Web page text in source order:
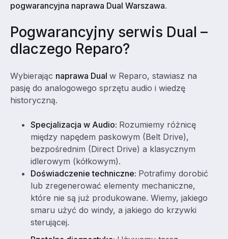
pogwarancyjna naprawa Dual Warszawa.
Pogwarancyjny serwis Dual –
dlaczego Reparo?
Wybierając naprawa Dual w Reparo, stawiasz na
pasję do analogowego sprzętu audio i wiedzę
historyczną.
Specjalizacja w Audio: Rozumiemy różnicę
między napędem paskowym (Belt Drive),
bezpośrednim (Direct Drive) a klasycznym
idlerowym (kółkowym).
Doświadczenie techniczne: Potrafimy dorobić
lub zregenerować elementy mechaniczne,
które nie są już produkowane. Wiemy, jakiego
smaru użyć do windy, a jakiego do krzywki
sterującej.